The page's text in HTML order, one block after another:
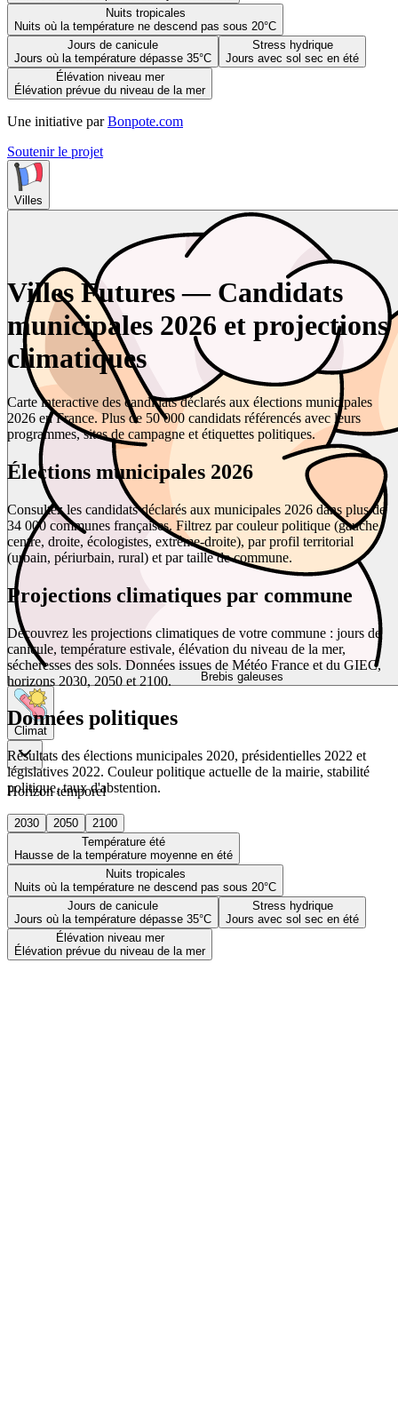
Nuits tropicales
Nuits où la température ne descend pas sous 20°C
Jours de canicule
Jours où la température dépasse 35°C
Stress hydrique
Jours avec sol sec en été
Élévation niveau mer
Élévation prévue du niveau de la mer
Une initiative par Bonpote.com
Soutenir le projet
Villes
Brebis galeuses
Climat
Horizon temporel
2030 2050
2100
Température été
Hausse de la température moyenne en été
Nuits tropicales
Nuits où la température ne descend pas sous 20°C
Jours de canicule
Jours où la température dépasse 35°C
Stress hydrique
Jours avec sol sec en été
Élévation niveau mer
Élévation prévue du niveau de la mer
Villes Futures — Candidats
municipales 2026 et projections
climatiques
Carte interactive des candidats déclarés aux élections municipales
2026 en France. Plus de 50 000 candidats référencés avec leurs
programmes, sites de campagne et étiquettes politiques.
Élections municipales 2026
Consultez les candidats déclarés aux municipales 2026 dans plus de
34 000 communes françaises. Filtrez par couleur politique (gauche,
centre, droite, écologistes, extrême-droite), par profil territorial
(urbain, périurbain, rural) et par taille de commune.
Projections climatiques par commune
Découvrez les projections climatiques de votre commune : jours de
canicule, température estivale, élévation du niveau de la mer,
sécheresses des sols. Données issues de Météo France et du GIEC,
horizons 2030, 2050 et 2100.
Données politiques
Résultats des élections municipales 2020, présidentielles 2022 et
législatives 2022. Couleur politique actuelle de la mairie, stabilité
politique, taux d'abstention.